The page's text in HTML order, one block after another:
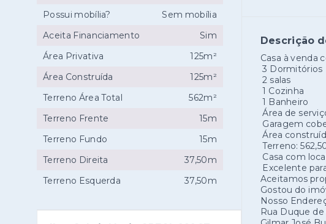
Descrição
Casa à venda
3 Dormitórios
2 salas
1 Cozinha
1 Banheiro
Área de
Garagem
Área
Terreno:
Casa com
Excelente
Aceitamos
Gostou do
Nosso
Rua Duque
Possui mobília?
Sem mobília
Aceita Financiamento
Sim
Área Privativa
125m²
Área Construída
125m²
Terreno Área Total
562m²
Terreno Frente
15m
Terreno Fundo
15m
Terreno Direita
37,50m
Terreno Esquerda
37,50m